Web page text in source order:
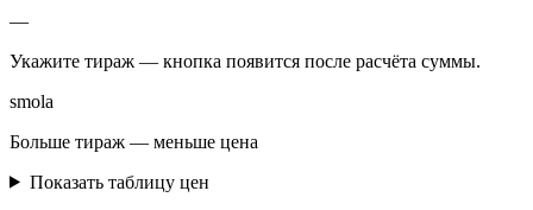
—
Укажите тираж — кнопка появится после расчёта суммы.
smola
Больше тираж — меньше цена
Показать таблицу цен